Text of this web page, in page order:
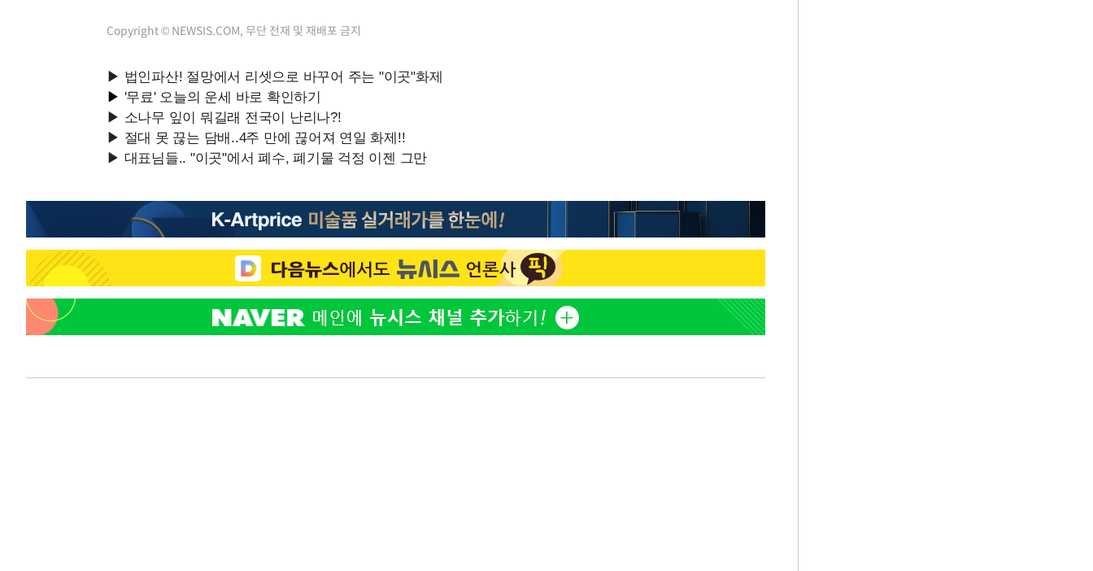
Copyright © NEWSIS.COM, 무단 전재 및 재배포 금지